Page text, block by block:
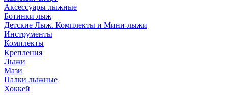
Аксессуары лыжные
Ботинки лыж
Детские Лыж. Комплекты и Мини-лыжи
Инструменты
Комплекты
Крепления
Лыжи
Мази
Палки лыжные
Хоккей